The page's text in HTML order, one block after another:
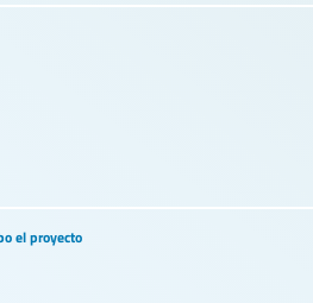
el proyecto